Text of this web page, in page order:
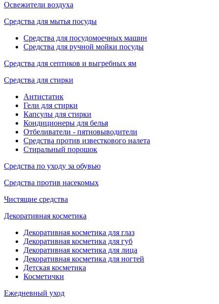
Освежители воздуха
Средства для мытья посуды
Средства для посудомоечных машин
Средства для ручной мойки посуды
Средства для септиков и выгребных ям
Средства для стирки
Антистатик
Гели для стирки
Капсулы для стирки
Кондиционеры для белья
Отбеливатели - пятновыводители
Средства против известкового налета
Стиральный порошок
Средства по уходу за обувью
Средства против насекомых
Чистящие средства
Декоративная косметика
Декоративная косметика для глаз
Декоративная косметика для губ
Декоративная косметика для лица
Декоративная косметика для ногтей
Детская косметика
Косметички
Ежедневный уход